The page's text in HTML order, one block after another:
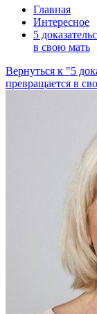
Главная
Интересное
5
в свою мать
Вернуться к "5
превращается в